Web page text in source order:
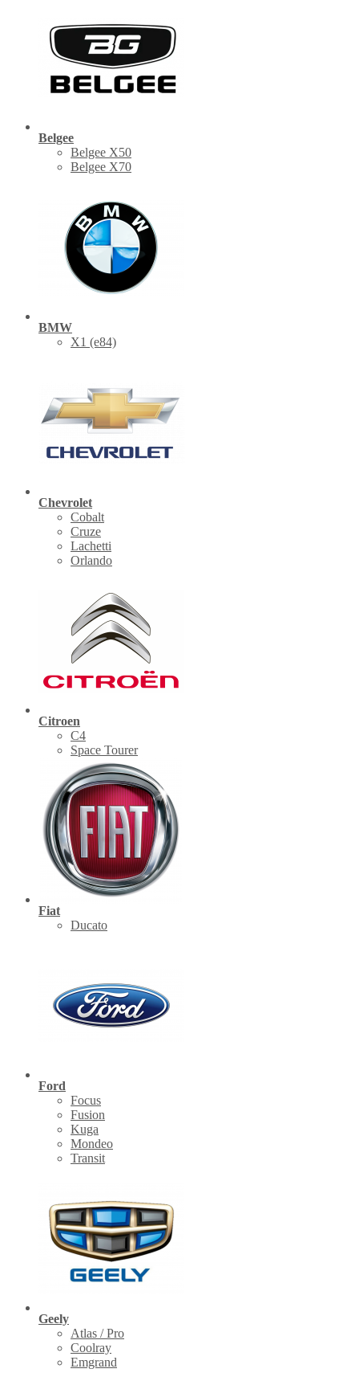
Belgee
Belgee X50
Belgee X70
BMW
X1 (е84)
Chevrolet
Cobalt
Cruze
Lachetti
Orlando
Citroen
C4
Space Tourer
Fiat
Ducato
Ford
Focus
Fusion
Kuga
Mondeo
Transit
Geely
Atlas / Pro
Coolray
Emgrand